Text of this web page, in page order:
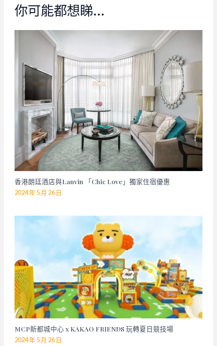
你可能都想睇…
香港朗廷酒店與Lanvin 「Chic Love」獨家住宿優惠
2024 年 5 月 26 日
MCP新都城中心 x KAKAO FRIENDS 玩轉夏日競技場
2024 年 5 月 26 日